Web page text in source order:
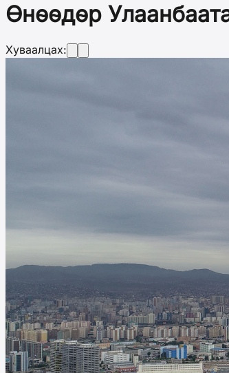
Өнөөдөр
Хуваалцах: